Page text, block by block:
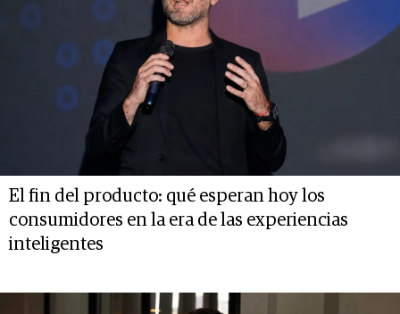
El fin del producto: qué esperan hoy los
consumidores en la era de las experiencias
inteligentes